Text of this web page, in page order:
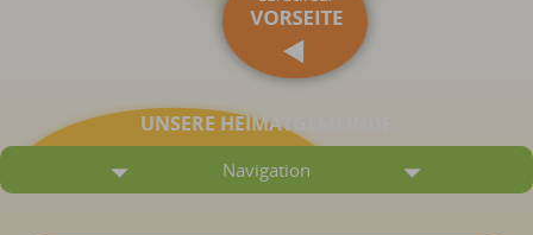
UNSERE HEIMATGEMEINDE
Navigation